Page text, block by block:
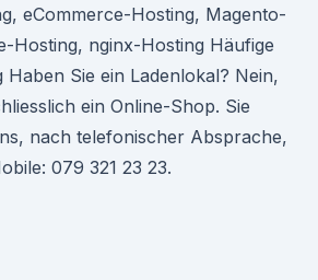
eCommerce-Hosting, Magento-
Hosting, nginx-Hosting Häufige
Haben Sie ein Ladenlokal? Nein,
ein Online-Shop. Sie
nach telefonischer Absprache,
079 321 23 23.